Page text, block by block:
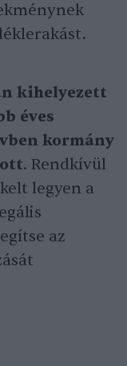
kihelyezett
éves
kormány
. Rendkívül
legyen a
az